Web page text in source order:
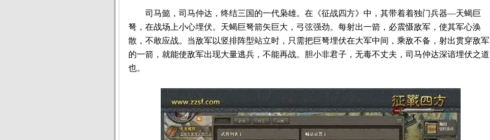
司马懿，司马仲达，终结三国的一代枭雄。在《征战四方》中，其带着着独门兵器—天蝎巨
弩，在战场上小心埋伏。天蝎巨弩箭矢巨大，弓弦强劲。每射出一箭，必震慑敌军，使其军心涣
散，不敢应战。当敌军以竖排阵型站立时，只需把巨弩埋伏在大军中间，乘敌不备，射出贯穿敌军
的一箭，就能使敌军出现大量逃兵，不能再战。胆小非君子，无毒不丈夫，司马仲达深谙埋伏之道
也。